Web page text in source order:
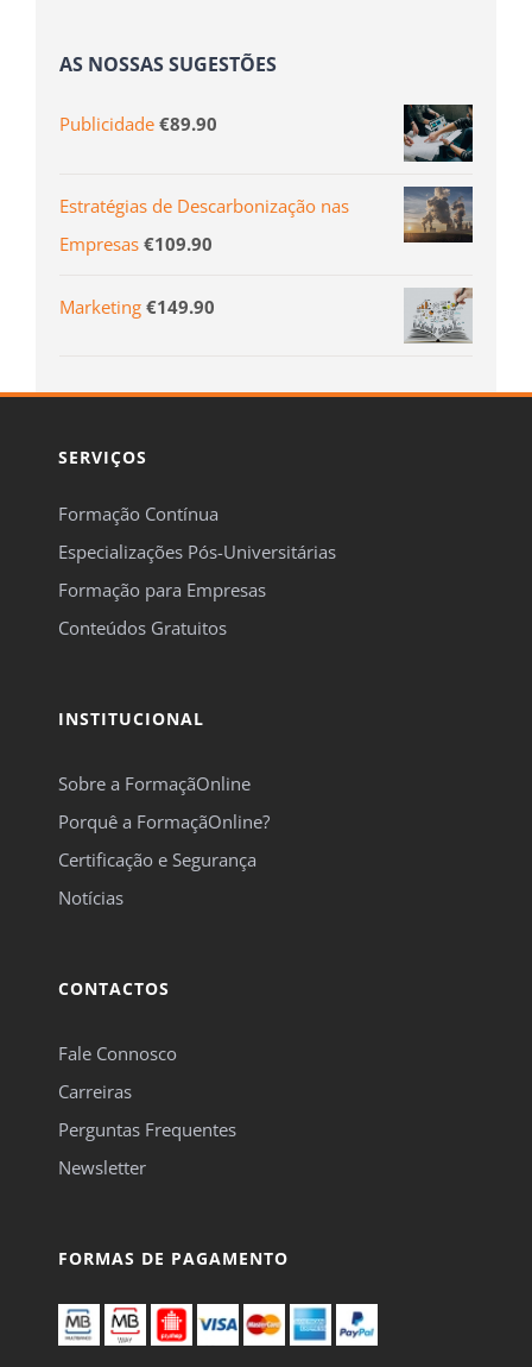
AS NOSSAS SUGESTÕES
Publicidade €89.90
Estratégias de Descarbonização nas
Empresas €109.90
Marketing €149.90
SERVIÇOS
Formação Contínua
Especializações Pós-Universitárias
Formação para Empresas
Conteúdos Gratuitos
INSTITUCIONAL
Sobre a FormaçãOnline
Porquê a FormaçãOnline?
Certificação e Segurança
Notícias
CONTACTOS
Fale Connosco
Carreiras
Perguntas Frequentes
Newsletter
FORMAS DE PAGAMENTO